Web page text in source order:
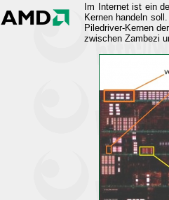
Im Internet ist ein
Kernen handeln
Piledriver-Kernen
zwischen Zambezi